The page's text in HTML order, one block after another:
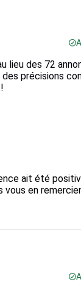
lieu des 72
précisions
ait été
vous en